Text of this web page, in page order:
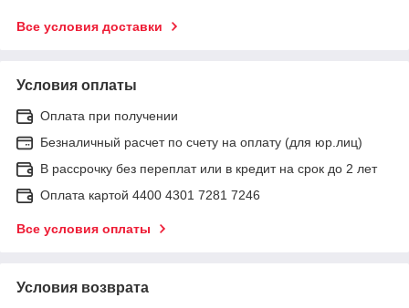
Все условия доставки
Условия оплаты
Оплата при получении
Безналичный расчет по счету на оплату (для юр.лиц)
В рассрочку без переплат или в кредит на срок до 2 лет
Оплата картой 4400 4301 7281 7246
Все условия оплаты
Условия возврата